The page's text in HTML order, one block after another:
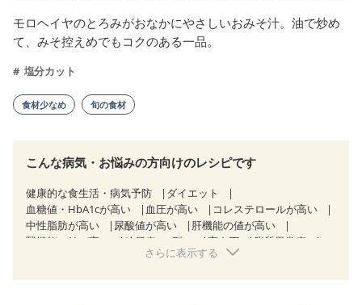
モロヘイヤのとろみがおなかにやさしいおみそ汁。油で炒め
て、みそ控えめでもコクのある一品。
塩分カット
食材少なめ 旬の食材
こんな病気・お悩みの方向けのレシピです
健康的な食生活・病気予防
ダイエット
血糖値・HbA1cが高い
血圧が高い
コレステロールが高い
中性脂肪が高い
尿酸値が高い
肝機能の値が高い
腎機能の値が高い
糖尿病（2型） 高血圧
脂質異常症
狭心症 心筋梗塞
さらに表示する